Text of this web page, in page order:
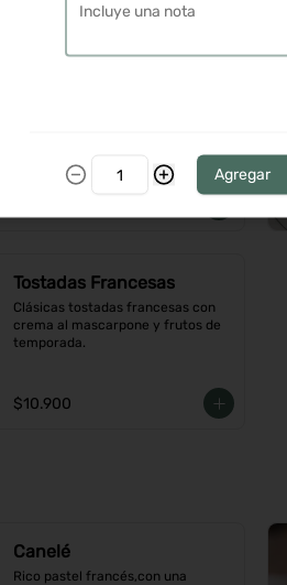
Tostadas Francesas
Clásicas tostadas francesas con
crema al mascarpone y frutos de
temporada.
$10.900
Canelé
Rico pastel francés,con una
Agregar